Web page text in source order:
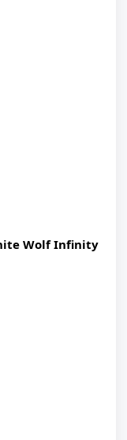
Wolf Infinity